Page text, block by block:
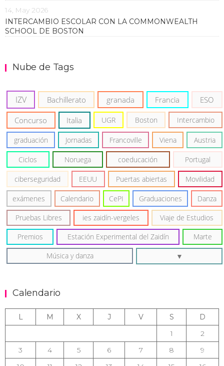
14, May 2026
INTERCAMBIO ESCOLAR CON LA COMMONWEALTH
SCHOOL DE BOSTON
Nube de Tags
IZV Bachillerato granada Francia ESO
Concurso Italia UGR Boston Intercambio
graduación Jornadas Francoville Viena Austria
Ciclos Noruega coeducación Portugal
ciberseguridad EEUU Puertas abiertas Movilidad
exámenes Calendario CePI Graduaciones Danza
Pruebas Libres ies zaidín-vergeles Viaje de Estudios
Premios Estación Experimental del Zaidín Marte
Música y danza
Calendario
L M X J V S
D
1
2
3
4 5 6 7 8
9